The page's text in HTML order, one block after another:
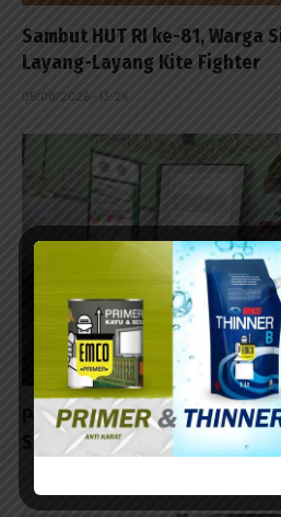
Sambut HUT RI ke-81, Warga
Layang-Layang Kite Fighter
05/08/2026 - 13:24
Polsek Buduran Edukasi
Sejak Dini